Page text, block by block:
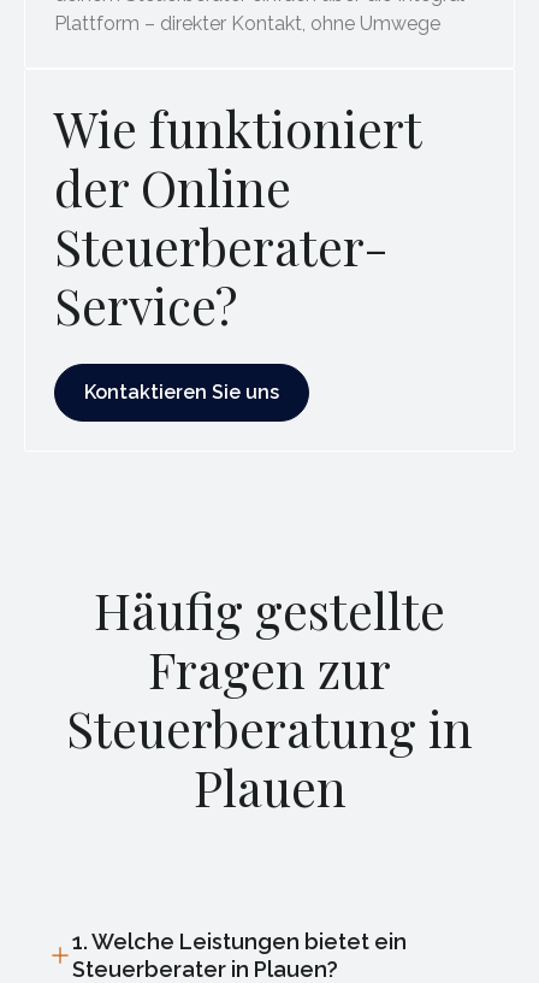
Wie funktioniert
der Online
Steuerberater-
Service?
Kontaktieren Sie uns
Kontaktieren Sie uns
Plattform – direkter Kontakt, ohne Umwege
Häufig gestellte
Fragen zur
Steuerberatung in
Plauen
1. Welche Leistungen bietet ein
Steuerberater in Plauen?